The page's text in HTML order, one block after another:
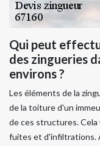
Qui peut
des zingueries
environs ?
Les éléments de la
de la toiture d'un
de ces structures. Cela
fuites et d'infiltrations.